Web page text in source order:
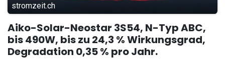
stromzeit.ch
Aiko-Solar-Neostar 3S54, N-Typ ABC,
bis 490W, bis zu 24,3 % Wirkungsgrad,
Degradation 0,35 % pro Jahr.